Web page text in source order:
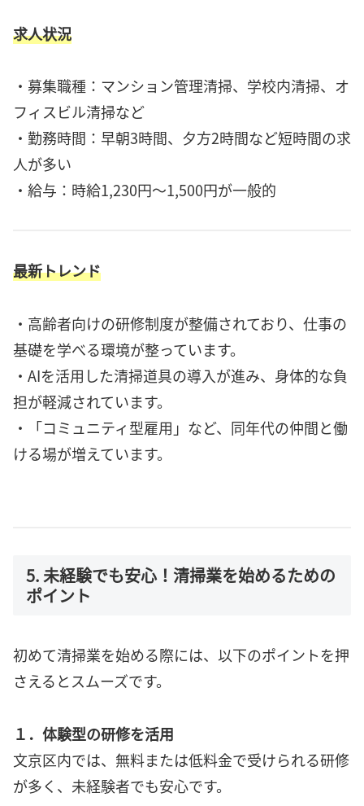
求人状況
・募集職種：マンション管理清掃、学校内清掃、オ
フィスビル清掃など
・勤務時間：早朝3時間、夕方2時間など短時間の求
人が多い
・給与：時給1,230円～1,500円が一般的
最新トレンド
・高齢者向けの研修制度が整備されており、仕事の
基礎を学べる環境が整っています。
・AIを活用した清掃道具の導入が進み、身体的な負
担が軽減されています。
・「コミュニティ型雇用」など、同年代の仲間と働
ける場が増えています。
5. 未経験でも安心！清掃業を始めるための
ポイント
初めて清掃業を始める際には、以下のポイントを押
さえるとスムーズです。
１．体験型の研修を活用
文京区内では、無料または低料金で受けられる研修
が多く、未経験者でも安心です。